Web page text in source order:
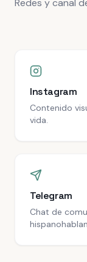
Redes y canal
Instagram
Contenido
vida.
Telegram
Chat de